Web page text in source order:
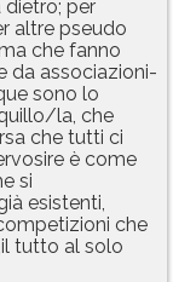
per
altre pseudo
che fanno
da associazioni-
sono lo
la, che
che tutti ci
è come
si
esistenti,
che
tutto al solo